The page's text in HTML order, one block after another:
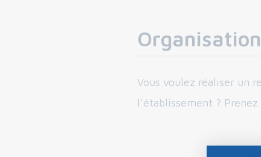
Vous voulez réaliser un
l’établissement ?